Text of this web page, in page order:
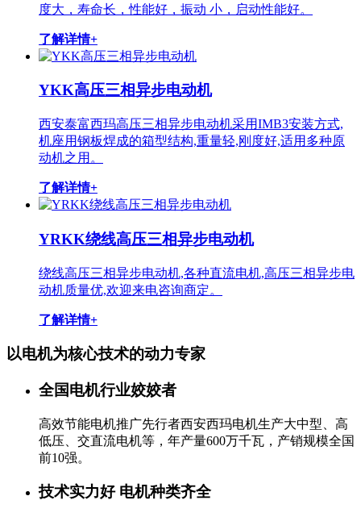
度大，寿命长，性能好，振动 小，启动性能好。
了解详情+
YKK高压三相异步电动机
西安泰富西玛高压三相异步电动机采用IMB3安装方式,
机座用钢板焊成的箱型结构,重量轻,刚度好,适用多种原
动机之用。
了解详情+
YRKK绕线高压三相异步电动机
绕线高压三相异步电动机,各种直流电机,高压三相异步电
动机质量优,欢迎来电咨询商定。
了解详情+
以电机为核心技术的动力专家
全国电机行业姣姣者
高效节能电机推广先行者西安西玛电机生产大中型、高
低压、交直流电机等，年产量600万千瓦，产销规模全国
前10强。
技术实力好 电机种类齐全